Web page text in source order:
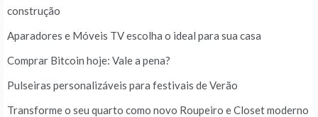
construção
Aparadores e Móveis TV escolha o ideal para sua casa
Comprar Bitcoin hoje: Vale a pena?
Pulseiras personalizáveis para festivais de Verão
Transforme o seu quarto como novo Roupeiro e Closet moderno